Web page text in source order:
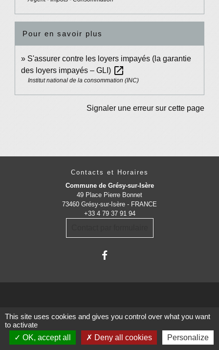
Pour en savoir plus
S'assurer contre les loyers impayés (la garantie
des loyers impayés – GLI) open_in_new
Institut national de la consommation (INC)
Signaler une erreur sur cette page
Contacts et Horaires
Commune de Grésy-sur-Isère
49 Place Pierre Bonnet
73460 Grésy-sur-Isère - FRANCE
+33 4 79 37 91 94
Administrations
partenaires
This site uses cookies and gives you control over what you want
to activate
OK, accept all
Deny all cookies Personalize